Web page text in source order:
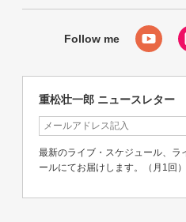
重松壮一郎 ニュースレター
最新のライブ・スケジュール、ラ
ールにてお届けします。（月1回）